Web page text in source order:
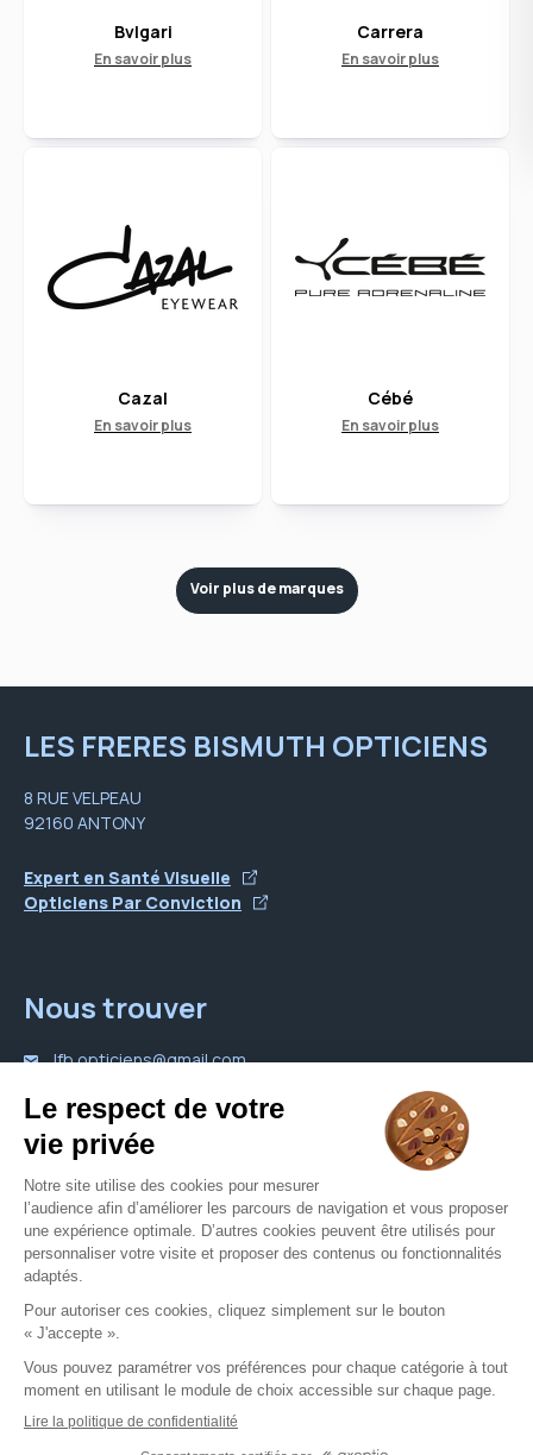
Bvlgari
En savoir plus
Carrera
En savoir plus
Cazal
En savoir plus
Cébé
En savoir plus
Voir plus de marques
LES FRERES BISMUTH OPTICIENS
8 RUE VELPEAU
92160 ANTONY
Expert en Santé Visuelle
Opticiens Par Conviction
Votre opticien proche de vous
Opticien Massy Opticien Sceaux
Nous trouver
lfb.opticiens@gmail.com
Nous contacter
Mentions légales
CGU